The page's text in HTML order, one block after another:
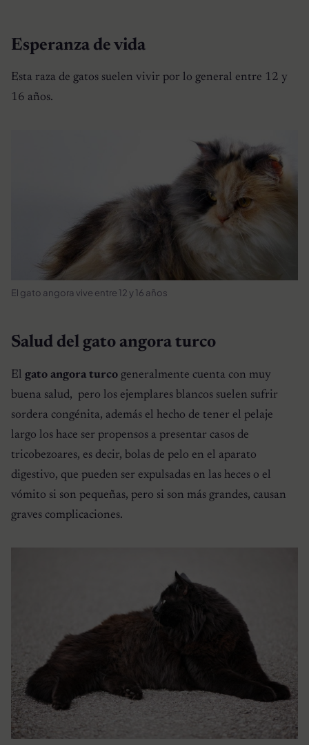
Esperanza de vida
Esta raza de gatos suelen vivir por lo general entre 12 y
16 años.
El gato angora vive entre 12 y 16 años
Salud del gato angora turco
El gato angora turco generalmente cuenta con muy
buena salud, pero los ejemplares blancos suelen sufrir
sordera congénita, además el hecho de tener el pelaje
largo los hace ser propensos a presentar casos de
tricobezoares, es decir, bolas de pelo en el aparato
digestivo, que pueden ser expulsadas en las heces o el
vómito si son pequeñas, pero si son más grandes, causan
graves complicaciones.